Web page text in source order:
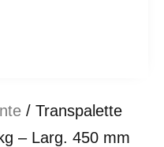
/ Transpalette
– Larg. 450 mm